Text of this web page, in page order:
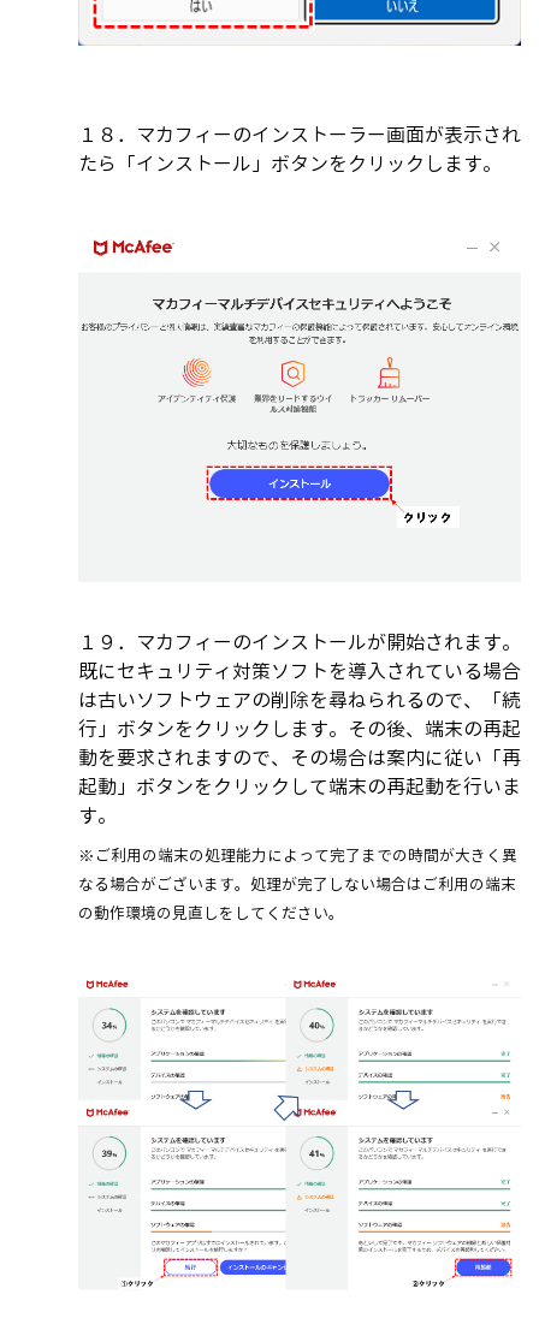
１８．マカフィーのインストーラー画面が表示され
たら「インストール」ボタンをクリックします。
１９．マカフィーのインストールが開始されます。
既にセキュリティ対策ソフトを導入されている場合
は古いソフトウェアの削除を尋ねられるので、「続
行」ボタンをクリックします。その後、端末の再起
動を要求されますので、その場合は案内に従い「再
起動」ボタンをクリックして端末の再起動を行いま
す。
※ご利用の端末の処理能力によって完了までの時間が大きく異
なる場合がございます。処理が完了しない場合はご利用の端末
の動作環境の見直しをしてください。